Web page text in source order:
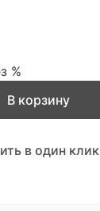
%
В корзину
в один клик